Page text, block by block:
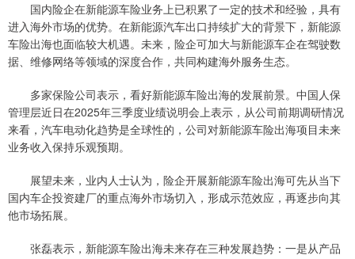
国内险企在新能源车险业务上已积累了一定的技术和经验，具有
进入海外市场的优势。在新能源汽车出口持续扩大的背景下，新能源
车险出海也面临较大机遇。未来，险企可加大与新能源车企在驾驶数
据、维修网络等领域的深度合作，共同构建海外服务生态。
多家保险公司表示，看好新能源车险出海的发展前景。中国人保
管理层近日在2025年三季度业绩说明会上表示，从公司前期调研情况
来看，汽车电动化趋势是全球性的，公司对新能源车险出海项目未来
业务收入保持乐观预期。
展望未来，业内人士认为，险企开展新能源车险出海可先从当下
国内车企投资建厂的重点海外市场切入，形成示范效应，再逐步向其
他市场拓展。
张磊表示，新能源车险出海未来存在三种发展趋势：一是从产品